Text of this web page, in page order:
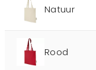
Natuur
Rood